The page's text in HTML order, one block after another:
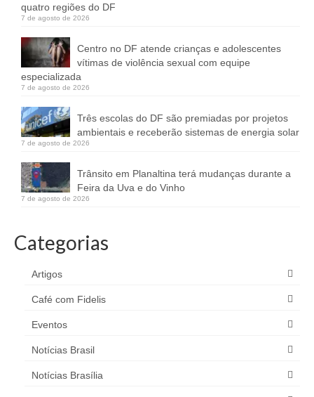
quatro regiões do DF
7 de agosto de 2026
Centro no DF atende crianças e adolescentes
vítimas de violência sexual com equipe
especializada
7 de agosto de 2026
Três escolas do DF são premiadas por projetos
ambientais e receberão sistemas de energia solar
7 de agosto de 2026
Trânsito em Planaltina terá mudanças durante a
Feira da Uva e do Vinho
7 de agosto de 2026
Categorias
Artigos
Café com Fidelis
Eventos
Notícias Brasil
Notícias Brasília